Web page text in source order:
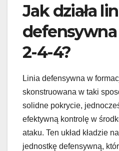
Jak działa
2-4-4?
Linia defensywna w
skonstruowana w taki
solidne pokrycie,
efektywną kontrolę w
ataku. Ten układ kładzie
jednostkę defensywną,